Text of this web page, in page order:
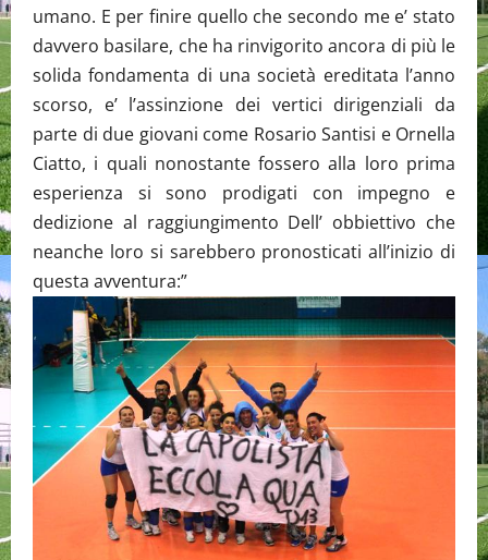
umano. E per finire quello che secondo me e’ stato
davvero basilare, che ha rinvigorito ancora di più le
solida fondamenta di una società ereditata l’anno
scorso, e’ l’assinzione dei vertici dirigenziali da
parte di due giovani come Rosario Santisi e Ornella
Ciatto, i quali nonostante fossero alla loro prima
esperienza si sono prodigati con impegno e
dedizione al raggiungimento Dell’ obbiettivo che
neanche loro si sarebbero pronosticati all’inizio di
questa avventura:”